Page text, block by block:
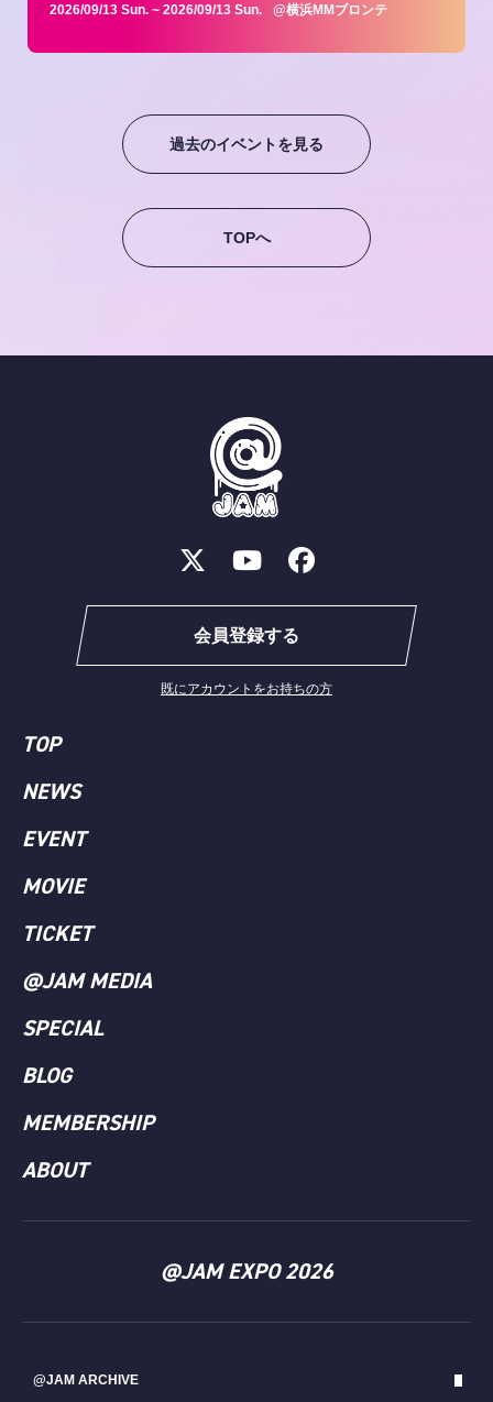
2026/09/13 Sun. ~ 2026/09/13 Sun. @横浜MMブロンテ
過去のイベントを見る
TOPへ
会員登録する
既にアカウントをお持ちの方
TOP
NEWS
EVENT
MOVIE
TICKET
@JAM MEDIA
SPECIAL
BLOG
MEMBERSHIP
ABOUT
@JAM EXPO 2026
@JAM ARCHIVE